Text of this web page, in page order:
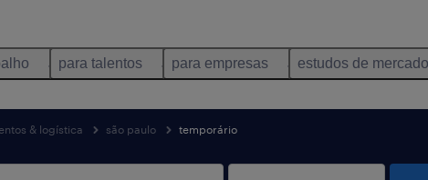
para talentos para empresas estudos de mercado
& logística são paulo temporário